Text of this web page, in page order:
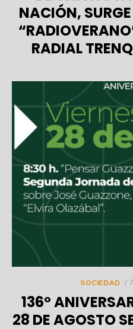
NACIÓN, SURGE
RADIAL
SOCIEDAD
136º
28 DE AGOSTO